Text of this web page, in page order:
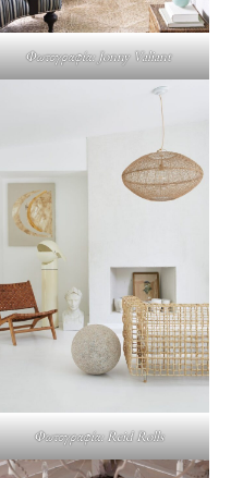
Φωτογραφία: Jonny Valiant
Φωτογραφία: Reid Rolls